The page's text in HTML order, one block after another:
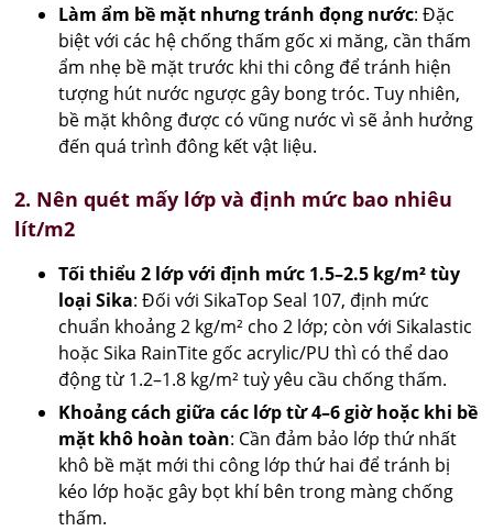
Làm ẩm bề mặt nhưng tránh đọng nước: Đặc
biệt với các hệ chống thấm gốc xi măng, cần thấm
ẩm nhẹ bề mặt trước khi thi công để tránh hiện
tượng hút nước ngược gây bong tróc. Tuy nhiên,
bề mặt không được có vũng nước vì sẽ ảnh hưởng
đến quá trình đông kết vật liệu.
2. Nên quét mấy lớp và định mức bao nhiêu
lít/m2
Tối thiểu 2 lớp với định mức 1.5–2.5 kg/m² tùy
loại Sika: Đối với SikaTop Seal 107, định mức
chuẩn khoảng 2 kg/m² cho 2 lớp; còn với Sikalastic
hoặc Sika RainTite gốc acrylic/PU thì có thể dao
động từ 1.2–1.8 kg/m² tuỳ yêu cầu chống thấm.
Khoảng cách giữa các lớp từ 4–6 giờ hoặc khi bề
mặt khô hoàn toàn: Cần đảm bảo lớp thứ nhất
khô bề mặt mới thi công lớp thứ hai để tránh bị
kéo lớp hoặc gây bọt khí bên trong màng chống
thấm.